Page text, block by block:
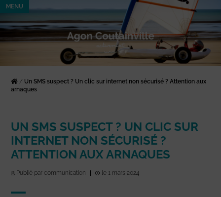
MENU
/ Un SMS suspect ? Un clic sur internet non sécurisé ? Attention aux
arnaques
UN SMS SUSPECT ? UN CLIC SUR
INTERNET NON SÉCURISÉ ?
ATTENTION AUX ARNAQUES
Publié par communication le 1 mars 2024